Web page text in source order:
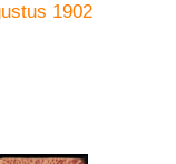
1902